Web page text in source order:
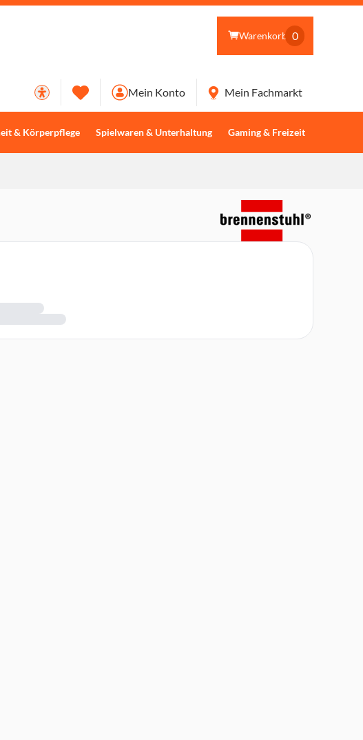
Warenkorb 0
& Körperpflege Spielwaren & Unterhaltung Gaming & Freizeit
Mein Konto Mein Fachmarkt